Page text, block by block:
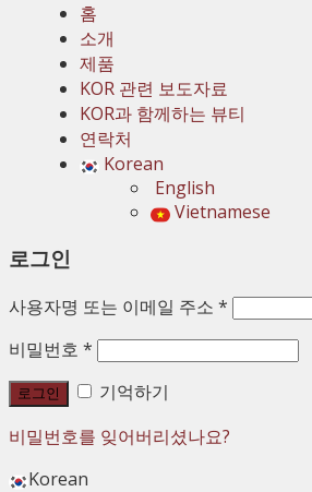
홈
소개
제품
KOR 관련 보도자료
KOR과 함께하는 뷰티
연락처
Korean
English
Vietnamese
로그인
사용자명 또는 이메일 주소 *
비밀번호 *
로그인
기억하기
비밀번호를 잊어버리셨나요?
Korean